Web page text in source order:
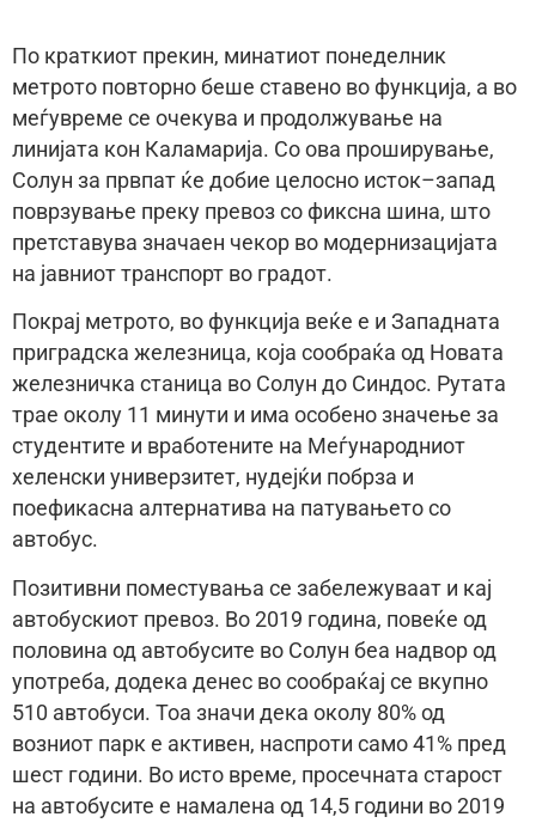
По краткиот прекин, минатиот понеделник
метрото повторно беше ставено во функција, а во
меѓувреме се очекува и продолжување на
линијата кон Каламарија. Со ова проширување,
Солун за првпат ќе добие целосно исток–запад
поврзување преку превоз со фиксна шина, што
претставува значаен чекор во модернизацијата
на јавниот транспорт во градот.
Покрај метрото, во функција веќе е и Западната
приградска железница, која сообраќа од Новата
железничка станица во Солун до Синдос. Рутата
трае околу 11 минути и има особено значење за
студентите и вработените на Меѓународниот
хеленски универзитет, нудејќи побрза и
поефикасна алтернатива на патувањето со
автобус.
Позитивни поместувања се забележуваат и кај
автобускиот превоз. Во 2019 година, повеќе од
половина од автобусите во Солун беа надвор од
употреба, додека денес во сообраќај се вкупно
510 автобуси. Тоа значи дека околу 80% од
возниот парк е активен, наспроти само 41% пред
шест години. Во исто време, просечната старост
на автобусите е намалена од 14,5 години во 2019